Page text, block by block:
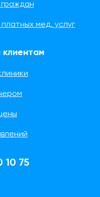
граждан
мед. услуг
клиентам
10 75